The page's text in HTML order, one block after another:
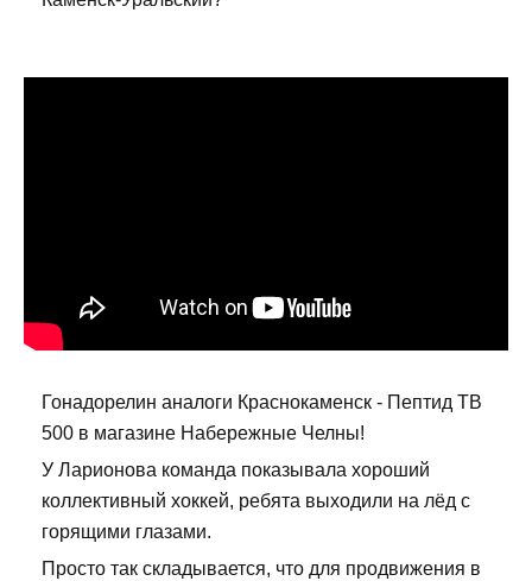
Гонадорелин аналоги Краснокаменск - Пептид TB
500 в магазине Набережные Челны!
У Ларионова команда показывала хороший
коллективный хоккей, ребята выходили на лёд с
горящими глазами.
Просто так складывается, что для продвижения в